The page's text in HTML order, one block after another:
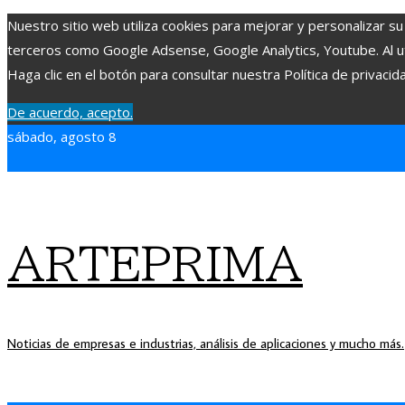
Nuestro sitio web utiliza cookies para mejorar y personalizar
terceros como Google Adsense, Google Analytics, Youtube.
Haga clic en el botón para consultar nuestra Política de
De acuerdo, acepto.
sábado, agosto 8
ARTEPRIMA
Noticias de empresas e industrias, análisis de aplicaciones y mucho más.